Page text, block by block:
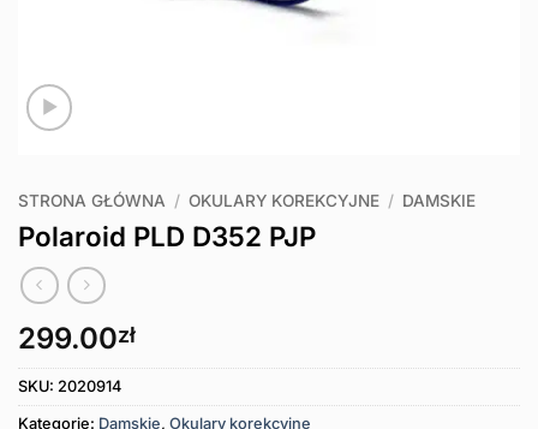
STRONA GŁÓWNA / OKULARY KOREKCYJNE / DAMSKIE
Polaroid PLD D352 PJP
299.00zł
SKU: 2020914
Kategorie: Damskie, Okulary korekcyjne